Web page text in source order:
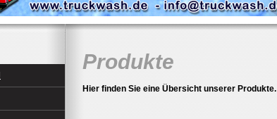
Produkte
Hier finden Sie eine Übersicht unserer Produkte.